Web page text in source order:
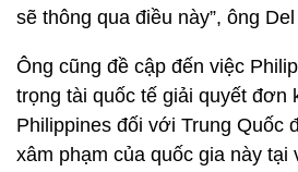
sẽ thông qua điều này”, ông
Ông cũng đề cập đến việc
trọng tài quốc tế giải quyết đơn
Philippines đối với Trung Quốc
xâm phạm của quốc gia này tại